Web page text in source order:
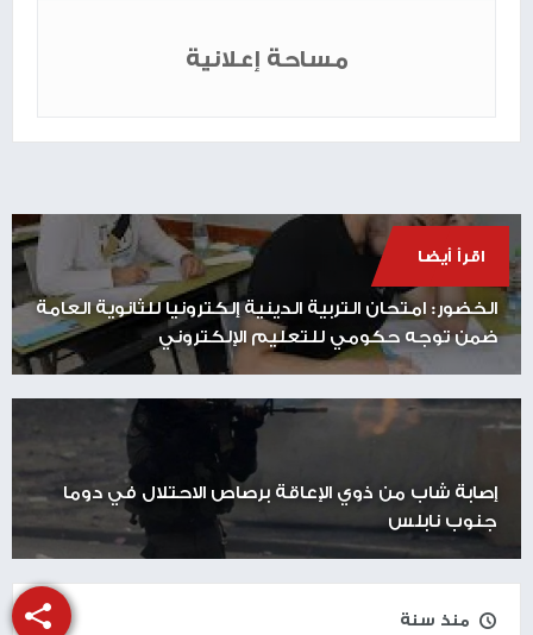
مساحة إعلانية
اقرأ أيضا
الخضور: امتحان التربية الدينية إلكترونيا للثانوية العامة
ضمن توجه حكومي للتعليم الإلكتروني
إصابة شاب من ذوي الإعاقة برصاص الاحتلال في دوما
جنوب نابلس
منذ سنة